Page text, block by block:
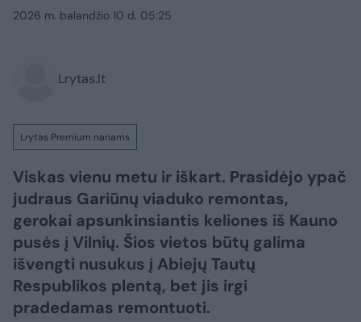
2026 m. balandžio 10 d. 05:25
Lrytas.lt
Lrytas Premium nariams
Viskas vienu metu ir iškart. Prasidėjo ypač
judraus Gariūnų viaduko remontas,
gerokai apsunkinsiantis keliones iš Kauno
pusės į Vilnių. Šios vietos būtų galima
išvengti nusukus į Abiejų Tautų
Respublikos plentą, bet jis irgi
pradedamas remontuoti.